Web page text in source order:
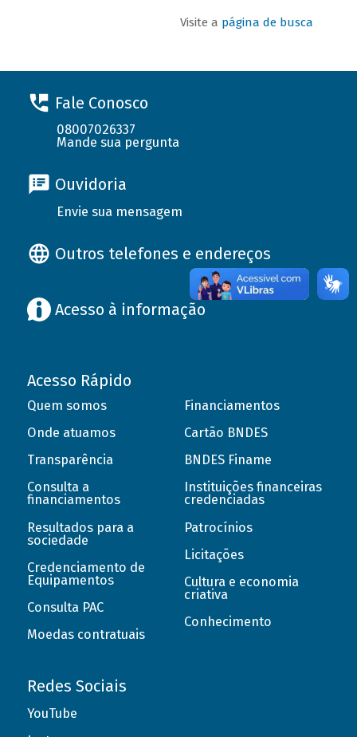
Visite a página de busca
Fale Conosco
08007026337
Mande sua pergunta
Ouvidoria
Envie sua mensagem
Outros telefones e endereços
Acesso à informação
Acesso Rápido
Quem somos
Onde atuamos
Transparência
Consulta a
financiamentos
Resultados para a
sociedade
Credenciamento de
Equipamentos
Consulta PAC
Moedas contratuais
Financiamentos
Cartão BNDES
BNDES Finame
Instituições financeiras
credenciadas
Patrocínios
Licitações
Cultura e economia
criativa
Conhecimento
Redes Sociais
YouTube